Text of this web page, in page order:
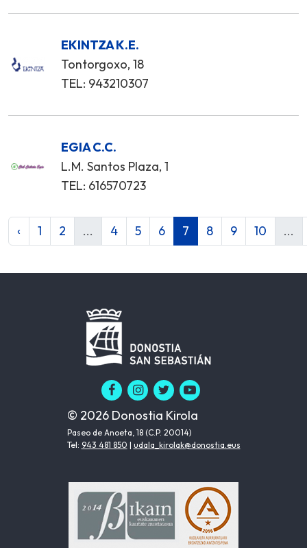
EKINTZA K.E.
Tontorgoxo, 18
TEL: 943210307
EGIA C.C.
L.M. Santos Plaza, 1
TEL: 616570723
‹ 1 2 ... 4 5 6 7 8 9 10 ...
© 2026 Donostia Kirola
Paseo de Anoeta, 18 (C.P. 20014)
Tel: 943 481 850 | udala_kirolak@donostia.eus